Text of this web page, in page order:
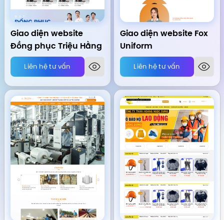
Giao diện website
Đồng phục Triệu Hằng
Liên hệ tư vấn
Giao diện website Fox
Uniform
Liên hệ tư vấn